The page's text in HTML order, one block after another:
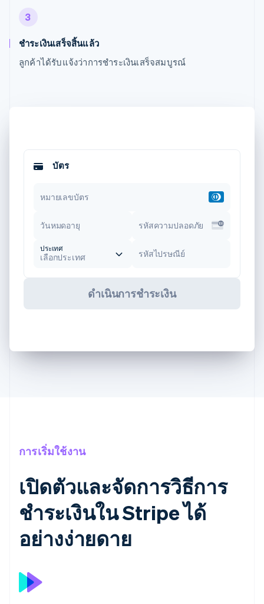
3
ชำระเงินเสร็จสิ้นแล้ว
ลูกค้าได้รับแจ้งว่าการชำระเงินเสร็จสมบูรณ์
บัตร
หมายเลขบัตร
วันหมดอายุ รหัสความปลอดภัย
ประเทศ
เลือกประเทศ รหัสไปรษณีย์
ดำเนินการชำระเงิน
การเริ่มใช้งาน
เปิดตัวและจัดการวิธีการ
ชำระเงินใน Stripe ได้
อย่างง่ายดาย